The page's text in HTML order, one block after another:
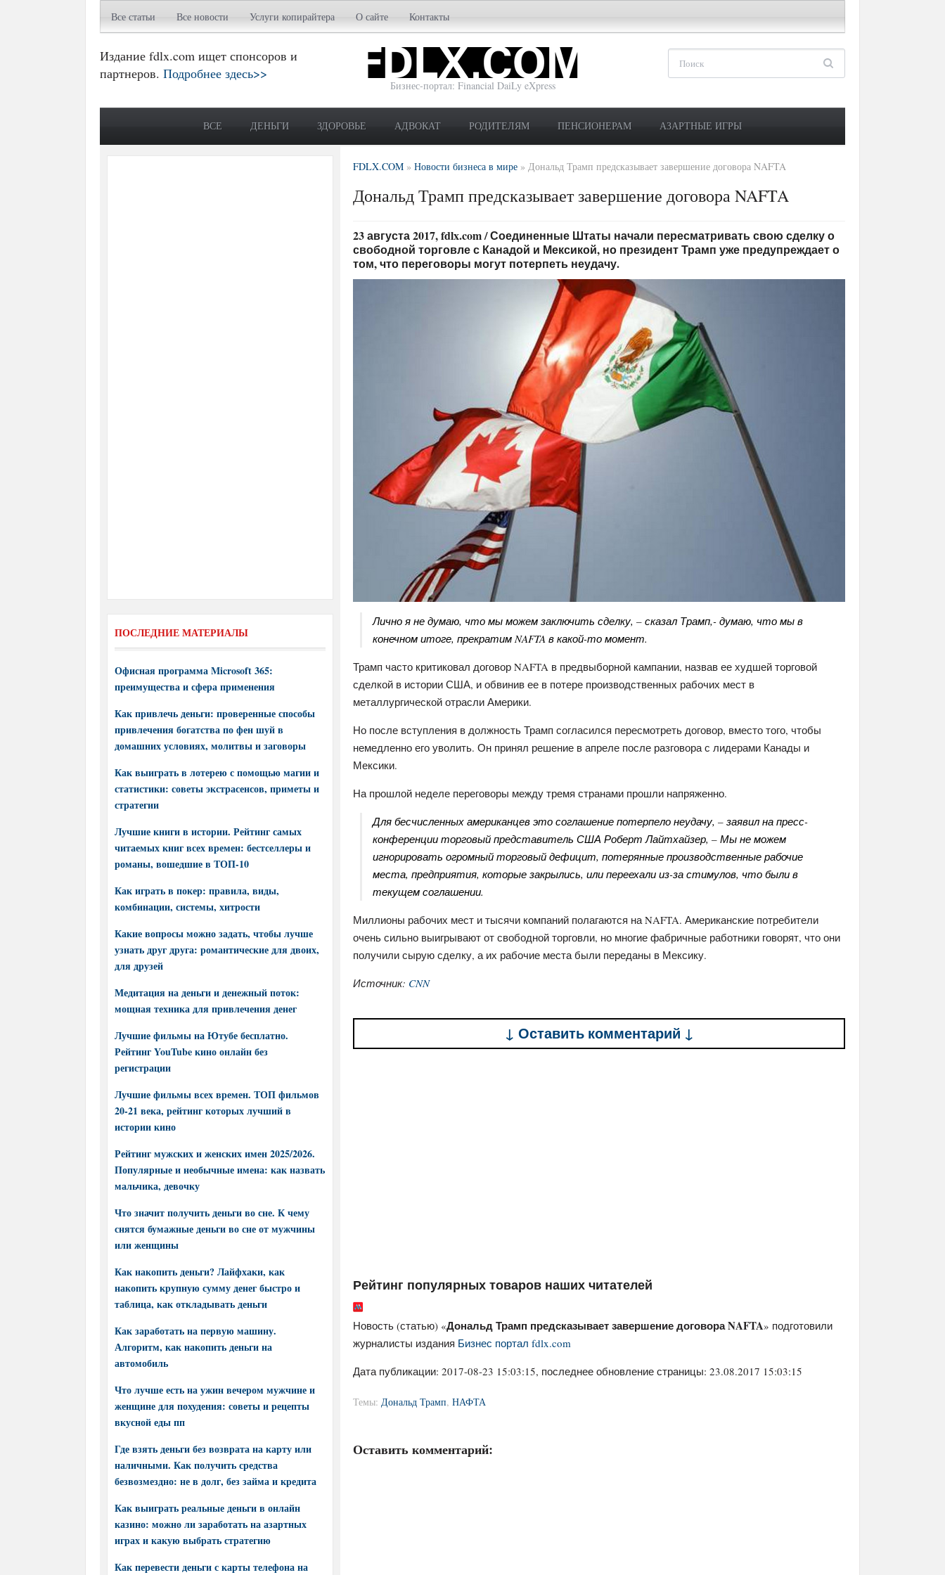
Все статьи Все новости Услуги копирайтера О сайте Контакты
Издание fdlx.com ищет спонсоров и
партнеров. Подробнее здесь>>
Бизнес-портал: Financial DaiLy eXpress
ВСЕ ДЕНЬГИ ЗДОРОВЬЕ АДВОКАТ РОДИТЕЛЯМ ПЕНСИОНЕРАМ АЗАРТНЫЕ ИГРЫ
FDLX.COM » Новости бизнеса в мире » Дональд Трамп предсказывает завершение договора NAFTA
Дональд Трамп предсказывает завершение договора NAFTA
23 августа 2017, fdlx.com / Соединенные Штаты начали пересматривать свою сделку о
свободной торговле с Канадой и Мексикой, но президент Трамп уже предупреждает о
том, что переговоры могут потерпеть неудачу.
Лично я не думаю, что мы можем заключить сделку, – сказал Трамп,- думаю, что мы в
конечном итоге, прекратим NAFTA в какой-то момент.
Трамп часто критиковал договор NAFTA в предвыборной кампании, назвав ее худшей торговой
сделкой в истории США, и обвинив ее в потере производственных рабочих мест в
металлургической отрасли Америки.
Но после вступления в должность Трамп согласился пересмотреть договор, вместо того, чтобы
немедленно его уволить. Он принял решение в апреле после разговора с лидерами Канады и
Мексики.
На прошлой неделе переговоры между тремя странами прошли напряженно.
Для бесчисленных американцев это соглашение потерпело неудачу, – заявил на пресс-
конференции торговый представитель США Роберт Лайтхайзер, – Мы не можем
игнорировать огромный торговый дефицит, потерянные производственные рабочие
места, предприятия, которые закрылись, или переехали из-за стимулов, что были в
текущем соглашении.
Миллионы рабочих мест и тысячи компаний полагаются на NAFTA. Американские потребители
очень сильно выигрывают от свободной торговли, но многие фабричные работники говорят, что они
получили сырую сделку, а их рабочие места были переданы в Мексику.
Источник: CNN
↓ Оставить комментарий ↓
Рейтинг популярных товаров наших читателей
Новость (статью) «Дональд Трамп предсказывает завершение договора NAFTA» подготовили
журналисты издания Бизнес портал fdlx.com
Дата публикации: 2017-08-23 15:03:15, последнее обновление страницы: 23.08.2017 15:03:15
Темы: Дональд Трамп, НАФТА
Оставить комментарий:
ПОСЛЕДНИЕ МАТЕРИАЛЫ
Офисная программа Microsoft 365:
преимущества и сфера применения
Как привлечь деньги: проверенные способы
привлечения богатства по фен шуй в
домашних условиях, молитвы и заговоры
Как выиграть в лотерею с помощью магии и
статистики: советы экстрасенсов, приметы и
стратегии
Лучшие книги в истории. Рейтинг самых
читаемых книг всех времен: бестселлеры и
романы, вошедшие в ТОП-10
Как играть в покер: правила, виды,
комбинации, системы, хитрости
Какие вопросы можно задать, чтобы лучше
узнать друг друга: романтические для двоих,
для друзей
Медитация на деньги и денежный поток:
мощная техника для привлечения денег
Лучшие фильмы на Ютубе бесплатно.
Рейтинг YouTube кино онлайн без
регистрации
Лучшие фильмы всех времен. ТОП фильмов
20-21 века, рейтинг которых лучший в
истории кино
Рейтинг мужских и женских имен 2025/2026.
Популярные и необычные имена: как назвать
мальчика, девочку
Что значит получить деньги во сне. К чему
снятся бумажные деньги во сне от мужчины
или женщины
Как накопить деньги? Лайфхаки, как
накопить крупную сумму денег быстро и
таблица, как откладывать деньги
Как заработать на первую машину.
Алгоритм, как накопить деньги на
автомобиль
Что лучше есть на ужин вечером мужчине и
женщине для похудения: советы и рецепты
вкусной еды пп
Где взять деньги без возврата на карту или
наличными. Как получить средства
безвозмездно: не в долг, без займа и кредита
Как выиграть реальные деньги в онлайн
казино: можно ли заработать на азартных
играх и какую выбрать стратегию
Как перевести деньги с карты телефона на